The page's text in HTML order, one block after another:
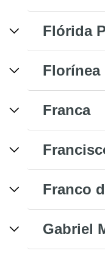
Flórida
Florínea
Franca
Franco
Gabriel